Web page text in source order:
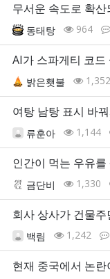
무서운 속도로 확
동태탕 964
AI가 스파게티 코드
밝은횃불 1,352
여탕 남탕 표시 바
류훈아 1,144
인간이 먹는 우유
금단비 1,330
회사 상사가 건물주
백림 1,242
현재 중국에서 논